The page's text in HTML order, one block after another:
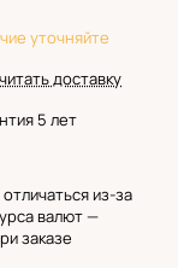
уточняйте
доставку
5 лет
из-за
валют —
заказе